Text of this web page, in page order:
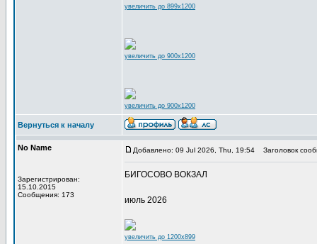
увеличить до 899x1200
увеличить до 900x1200
увеличить до 900x1200
Вернуться к началу
No Name
Зарегистрирован:
15.10.2015
Сообщения: 173
Добавлено: 09 Jul 2026, Thu, 19:54 Заголовок
БИГОСОВО ВОКЗАЛ
июль 2026
увеличить до 1200x899